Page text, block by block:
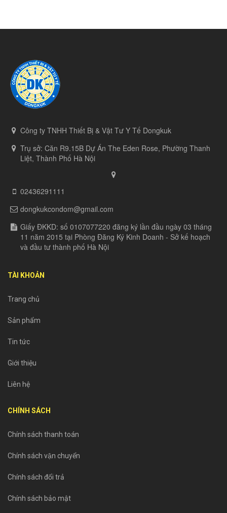
Công ty TNHH Thiết Bị & Vật Tư Y Tế Dongkuk
Trụ sở: Căn R9.15B Dự Án The Eden Rose, Phường Thanh
Liệt, Thành Phố Hà Nội
02436291111
dongkukcondom@gmail.com
Giấy ĐKKD: số 0107077220 đăng ký lần đầu ngày 03 tháng
11 năm 2015 tại Phòng Đăng Ký Kinh Doanh - Sở kế hoạch
và đầu tư thành phố Hà Nội
TÀI KHOẢN
Trang chủ
Sản phẩm
Tin tức
Giới thiệu
Liên hệ
CHÍNH SÁCH
Chính sách thanh toán
Chính sách vận chuyển
Chính sách đổi trả
Chính sách bảo mật